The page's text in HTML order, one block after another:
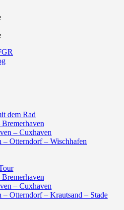
dem Rad
– Cuxhaven
– Otterndorf – Wischhafen
– Cuxhaven
– Otterndorf – Krautsand – Stade